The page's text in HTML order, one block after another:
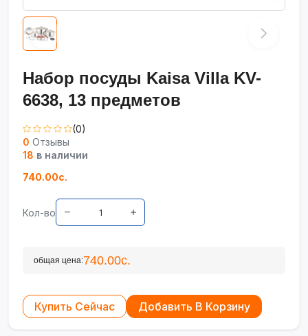
Набор посуды Kaisa Villa KV-
6638, 13 предметов
(0)
0 Отзывы
18 в наличии
740.00с.
Кол-во
общая цена:740.00с.
Купить Сейчас Добавить В Корзину